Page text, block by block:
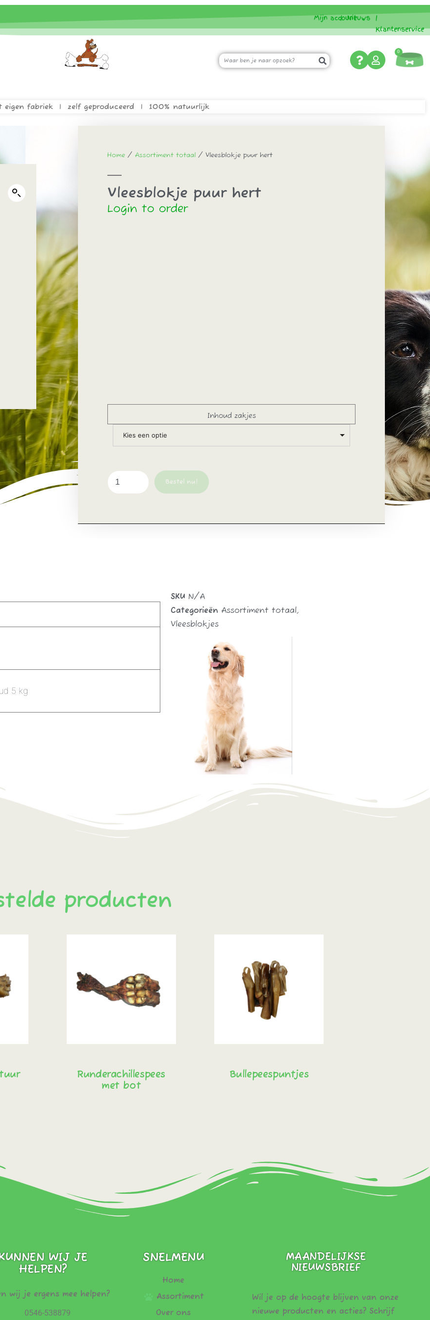
Mijn account
| Nieuws |
Klantenservice
0
eigen fabriek | zelf geproduceerd | 100% natuurlijk
Home / Assortiment totaal / Vleesblokje puur hert
Vleesblokje puur hert
Login to order
Inhoud zakjes
Kies een optie
Bestel nu!
5 kg
SKU N/A
Categorieën Assortiment totaal,
Vleesblokjes
producten
Runderachillespees
met bot
Bullepeespuntjes
WIJ JE
HELPEN?
wij je ergens mee helpen?
0546-538879
SNELMENU
Home
Assortiment
Over ons
MAANDELIJKSE
NIEUWSBRIEF
Wil je op de hoogte blijven van onze
nieuwe producten en acties? Schrijf